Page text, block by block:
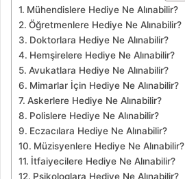
Mühendislere Hediye Ne Alınabilir?
Öğretmenlere Hediye Ne Alınabilir?
Doktorlara Hediye Ne Alınabilir?
Hemşirelere Hediye Ne Alınabilir?
Avukatlara Hediye Ne Alınabilir?
Mimarlar İçin Hediye Ne Alınabilir?
Askerlere Hediye Ne Alınabilir?
Polislere Hediye Ne Alınabilir?
Eczacılara Hediye Ne Alınabilir?
Müzisyenlere Hediye Ne Alınabilir?
İtfaiyecilere Hediye Ne Alınabilir?
Psikologlara Hediye Ne Alınabilir?